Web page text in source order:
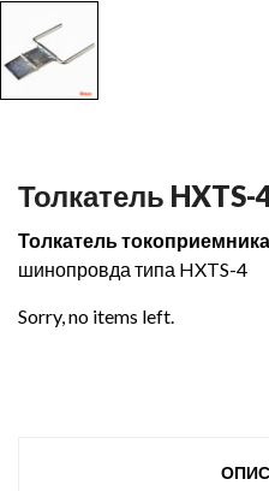
Толкатель HXTS-
Толкатель
шинопровда типа HXTS-4
Sorry, no items left.